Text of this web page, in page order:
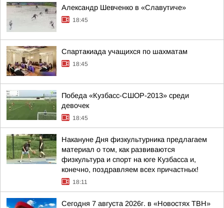
Александр Шевченко в «Славутиче»
18:45
Спартакиада учащихся по шахматам
18:45
Победа «Кузбасс-СШОР-2013» среди
девочек
18:45
Накануне Дня физкультурника предлагаем
материал о том, как развиваются
физкультура и спорт на юге Кузбасса и,
конечно, поздравляем всех причастных!
18:11
Сегодня 7 августа 2026г. в «Новостях ТВН»